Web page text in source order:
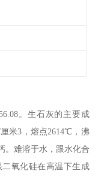
。生石灰的主要成
米3，熔点2614℃，沸
。难溶于水，跟水化合
氧化硅在高温下生成